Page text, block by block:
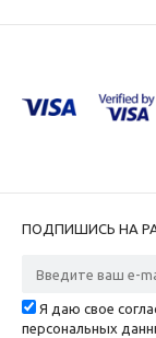
ПОДПИШИСЬ НА
Я даю свое
персональных